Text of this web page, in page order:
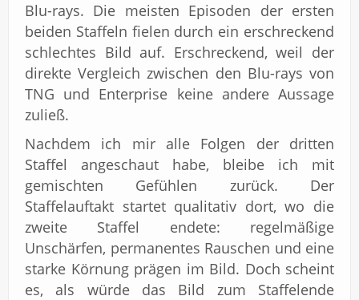
Blu-rays. Die meisten Episoden der ersten
beiden Staffeln fielen durch ein erschreckend
schlechtes Bild auf. Erschreckend, weil der
direkte Vergleich zwischen den Blu-rays von
TNG und Enterprise keine andere Aussage
zuließ.
Nachdem ich mir alle Folgen der dritten
Staffel angeschaut habe, bleibe ich mit
gemischten Gefühlen zurück. Der
Staffelauftakt startet qualitativ dort, wo die
zweite Staffel endete: regelmäßige
Unschärfen, permanentes Rauschen und eine
starke Körnung prägen im Bild. Doch scheint
es, als würde das Bild zum Staffelende